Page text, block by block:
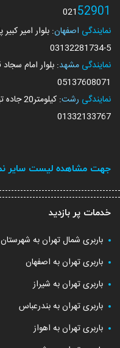
02152901
نمایندگی اصفهان: بلوار امیر
03132281734-5
نمایندگی مشهد: بلوار امام سجاد
05137608071
نمایندگی رشت: کیلومتر20 جاده تهران پایانه حمل و نقل کالا غرفه
01332133767
جهت مشاهده لیست سایر
خدمات پر بازدید
باربری شمال تهران به شهرستان
باربری تهران به اصفهان
باربری تهران به شیراز
باربری تهران به بندرعباس
باربری تهران به اهواز